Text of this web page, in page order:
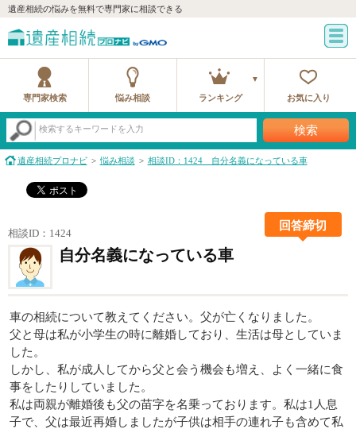
遺産相続の悩みを無料で専門家に相談できる
専門家検索 悩み相談 ランキング お気に入り
検索するキーワードを入力 検索
遺産相続プロナビ 悩み相談 相談ID：1424 自分名義になっている車
相談ID：1424
回答締切
自分名義になっている車
車の相続について教えてください。父が亡くなりました。
父と母は私が小学生の時に離婚しており、生活は母としていま
した。
しかし、私が成人してから父と会う機会も増え、よく一緒に食
事をしたりしていました。
私は両親が離婚後も父の苗字を名乗っております。私は1人息
子で、父は最近再婚しましたが子供は相手の連れ子も含めて私